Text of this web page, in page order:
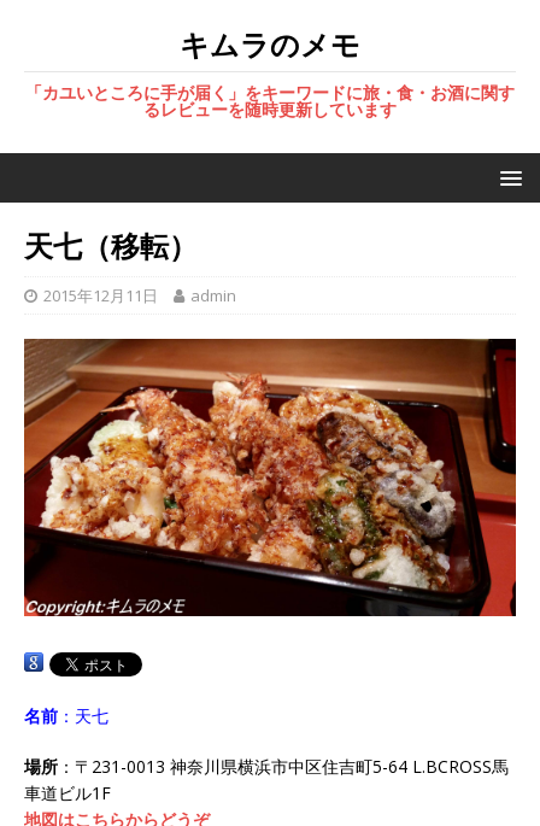
キムラのメモ
「カユいところに手が届く」をキーワードに旅・食・お酒に関す
るレビューを随時更新しています
天七（移転）
2015年12月11日 admin
名前 ：天七
場所 ：〒231-0013 神奈川県横浜市中区住吉町5-64 L.BCROSS馬
車道ビル1F
地図はこちらからどうぞ